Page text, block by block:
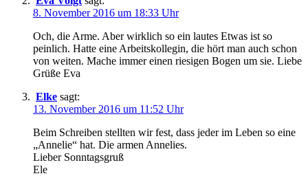
8. November 2016 um 18:33 Uhr
Och, die Arme. Aber wirklich so ein lautes Etwas ist so
peinlich. Hatte eine Arbeitskollegin, die hört man auch schon
von weiten. Mache immer einen riesigen Bogen um sie. Liebe
Grüße Eva
Elke sagt:
13. November 2016 um 11:52 Uhr
Beim Schreiben stellten wir fest, dass jeder im Leben so eine
„Annelie“ hat. Die armen Annelies.
Lieber Sonntagsgruß
Ele